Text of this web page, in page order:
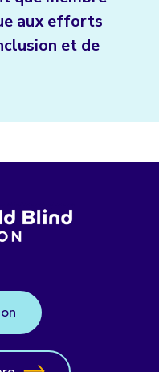
aux efforts
et de